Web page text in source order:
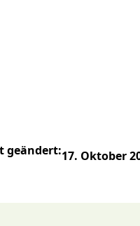
geändert:17. Oktober